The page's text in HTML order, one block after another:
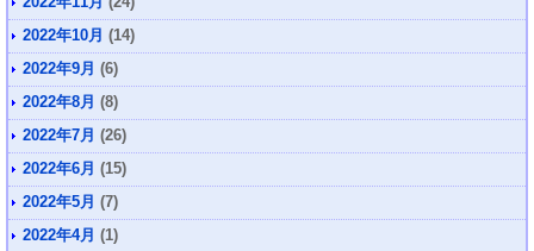
2022年10月 (14)
2022年9月 (6)
2022年8月 (8)
2022年7月 (26)
2022年6月 (15)
2022年5月 (7)
2022年4月 (1)